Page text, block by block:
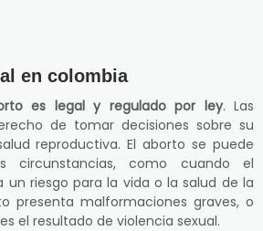
en colombia
es legal y regulado por ley. Las
de tomar decisiones sobre su
reproductiva. El aborto se puede
circunstancias, como cuando el
un riesgo para la vida o la salud de la
presenta malformaciones graves, o
el resultado de violencia sexual.